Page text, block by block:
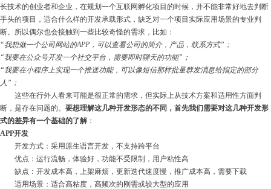
诺怀物业管理
集物业管理、合同管理、仓库管理、OA系
入云平台、在线支付等先进技术手段，致力
造为新型物业公司
长技术的创业者和企业，在规划一个互联网孵化项目的时候，并不能非常好地去判断
手头的项目，适合什么样的开发承载形式，缺乏对一个项目实际应用场景的专业判
断。所以偶尔也会接触到一些比较奇怪的需求，比如：
“我想做一个公司网站的APP，可以查看公司的简介，产品，联系方式”；
“我要在公众号开发一个社交平台，需要即时聊天的功能”；
“我要在小程序上实现一个推送功能，可以像短信那样批量群发消息给指定的部分
人”；
这些在行外人看来可能是很正常的需求，但实际上从技术方案和适用性方面判
断，是存在问题的。 要想理解这几种开发形态的不同，首先我们需要对这几种开发形
式的差异有一个基础的了解 ：
APP开发
开发方式：采用原生语言开发，不支持跨平台
优点：运行流畅，体验好，功能不受限制，用户粘性高
缺点：开发成本高，上架麻烦，更新迭代速度慢，推广成本高，需要下载
适用场景：适合高粘度，高频次的刚需或较大型的应用